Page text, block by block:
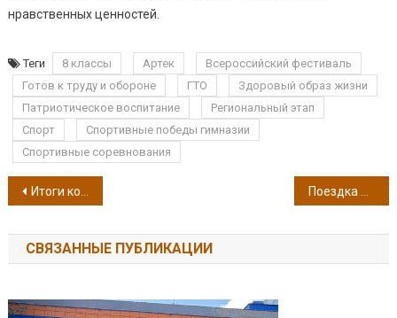
нравственных ценностей.
Теги 8 классы Артек
Всероссийский фестиваль
Готов к труду и обороне
ГТО
Здоровый образ жизни
Патриотическое воспитание
Региональный этап
Спорт
Спортивные победы гимназии
Спортивные соревнования
Навигация по записям
Итоги конкурса Следственного комитета РФ
СВЯЗАННЫЕ ПУБЛИКАЦИИ